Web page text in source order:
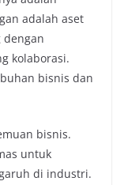
adalah aset
dengan
kolaborasi.
bisnis dan
bisnis.
untuk
di industri.